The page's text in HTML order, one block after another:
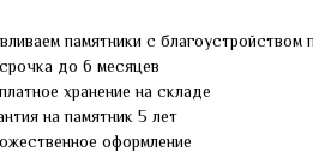
памятники с благоустройством
до 6 месяцев
хранение на складе
на памятник 5 лет
оформление